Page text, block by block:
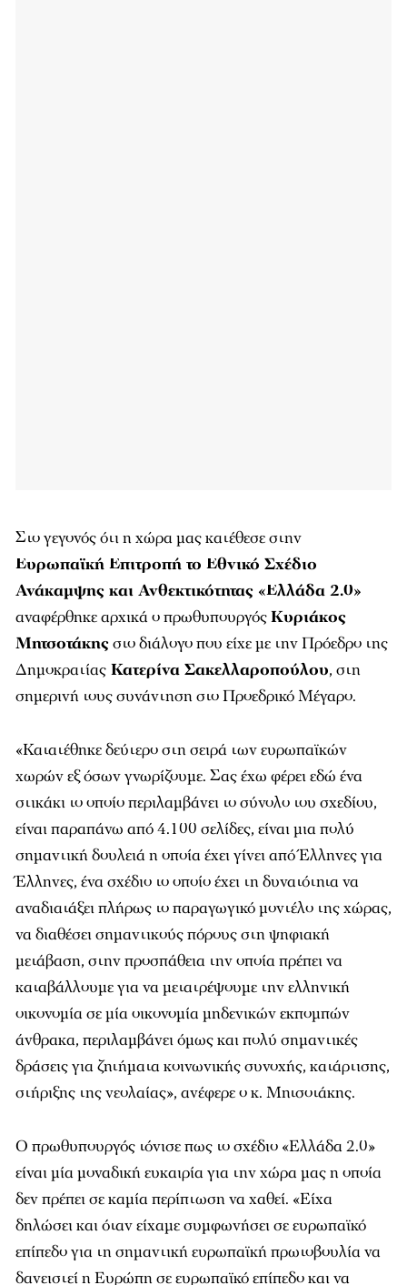
Στο γεγονός ότι η χώρα μας κατέθεσε στην
Ευρωπαϊκή Επιτροπή το Εθνικό Σχέδιο
Ανάκαμψης και Ανθεκτικότητας «Ελλάδα 2.0»
αναφέρθηκε αρχικά ο πρωθυπουργόςΚυριάκος
Μητσοτάκηςστο διάλογο που είχε με την Πρόεδρο της
Δημοκρατίας Κατερίνα Σακελλαροπούλου, στη
σημερινή τους συνάντηση στο Προεδρικό Μέγαρο.
«Κατατέθηκε δεύτερο στη σειρά των ευρωπαϊκών
χωρών εξ όσων γνωρίζουμε. Σας έχω φέρει εδώ ένα
στικάκι το οποίο περιλαμβάνει το σύνολο του σχεδίου,
είναι παραπάνω από 4.100 σελίδες, είναι μια πολύ
σημαντική δουλειά η οποία έχει γίνει από Έλληνες για
Έλληνες, ένα σχέδιο το οποίο έχει τη δυνατότητα να
αναδιατάξει πλήρως το παραγωγικό μοντέλο της χώρας,
να διαθέσει σημαντικούς πόρους στη ψηφιακή
μετάβαση, στην προσπάθεια την οποία πρέπει να
καταβάλλουμε για να μετατρέψουμε την ελληνική
οικονομία σε μία οικονομία μηδενικών εκπομπών
άνθρακα, περιλαμβάνει όμως και πολύ σημαντικές
δράσεις για ζητήματα κοινωνικής συνοχής, κατάρτισης,
στήριξης της νεολαίας», ανέφερε ο κ. Μητσοτάκης.
Ο πρωθυπουργός τόνισε πως το σχέδιο «Ελλάδα 2.0»
είναι μία μοναδική ευκαιρία για την χώρα μας η οποία
δεν πρέπει σε καμία περίπτωση να χαθεί. «Είχα
δηλώσει και όταν είχαμε συμφωνήσει σε ευρωπαϊκό
επίπεδο για τη σημαντική ευρωπαϊκή πρωτοβουλία να
δανειστεί η Ευρώπη σε ευρωπαϊκό επίπεδο και να